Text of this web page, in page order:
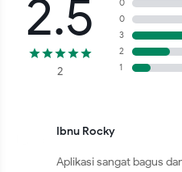
2.5
2
0
3
2
1
Ibnu Rocky
Aplikasi sangat bagus